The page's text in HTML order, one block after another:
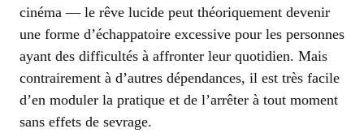
cinéma — le rêve lucide peut théoriquement devenir
une forme d’échappatoire excessive pour les personnes
ayant des difficultés à affronter leur quotidien. Mais
contrairement à d’autres dépendances, il est très facile
d’en moduler la pratique et de l’arrêter à tout moment
sans effets de sevrage.